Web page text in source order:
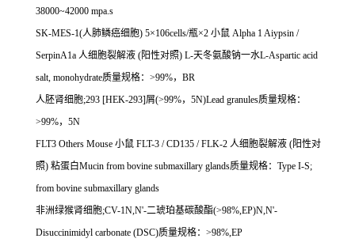
38000~42000 mpa.s
SK-MES-1(人肺鳞癌细胞) 5×106cells/瓶×2 小鼠 Alpha 1 Aiypsin /
SerpinA1a 人细胞裂解液 (阳性对照) L-天冬氨酸钠一水L-Aspartic acid
salt, monohydrate质量规格： >99%， BR
人胚肾细胞;293 [HEK-293]屑(>99%， 5N)Lead granules质量规格：
>99%， 5N
FLT3 Others Mouse 小鼠 FLT-3 / CD135 / FLK-2 人细胞裂解液 (阳性对
照) 粘蛋白Mucin from bovine submaxillary glands质量规格： Type I-S;
from bovine submaxillary glands
非洲绿猴肾细胞;CV-1N,N'-二琥珀基碳酸酯(>98%,EP)N,N'-
Disuccinimidyl carbonate (DSC)质量规格： >98%,EP